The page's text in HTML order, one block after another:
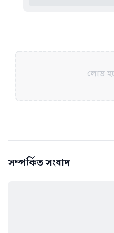
লোড
সম্পর্কিত সংবাদ